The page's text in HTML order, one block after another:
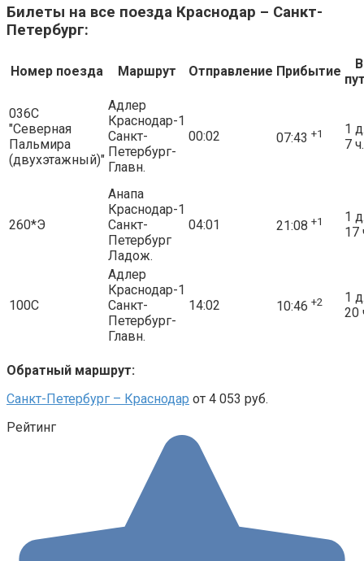
Билеты на все поезда Краснодар – Санкт-
Петербург:
Номер поезда Маршрут Отправление Прибытие
В
036С
"Северная
Пальмира
(двухэтажный)"
Адлер
Краснодар-1
Санкт-
Петербург-
Главн.
00:02 07:43 +1
1
7 ч.
260*Э
Анапа
Краснодар-1
Санкт-
Петербург
Ладож.
04:01 21:08 +1
1
17
100С
Адлер
Краснодар-1
Санкт-
Петербург-
Главн.
14:02 10:46 +2
1
20
Обратный маршрут:
Санкт-Петербург – Краснодар от 4 053 руб.
Рейтинг